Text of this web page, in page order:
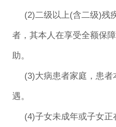
(2)二级以上(含二级)残
者，其本人在享受全额保
助。
(3)大病患者家庭，患
遇。
(4)子女未成年或子女